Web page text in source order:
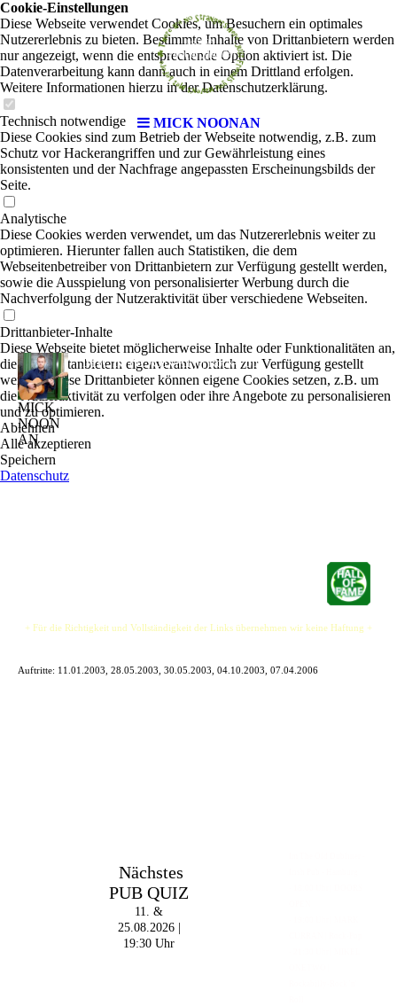
MICK NOONAN
MICK
NOON
AN
MICK NOONAN|Rock-Pop
+ Für die Richtigkeit und Vollständigkeit der Links übernehmen wir keine Haftung +
Auftritte: 11.01.2003, 28.05.2003, 30.05.2003, 04.10.2003, 07.04.2006
Nächstes
PUB QUIZ
11. &
25.08.2026 |
19:30 Uhr
Cookie-Einstellungen
Diese Webseite verwendet Cookies, um Besuchern ein optimales
Nutzererlebnis zu bieten. Bestimmte Inhalte von Drittanbietern werden
nur angezeigt, wenn die entsprechende Option aktiviert ist. Die
Datenverarbeitung kann dann auch in einem Drittland erfolgen.
Weitere Informationen hierzu in der Datenschutzerklärung.
Technisch notwendige
Diese Cookies sind zum Betrieb der Webseite notwendig, z.B. zum
Schutz vor Hackerangriffen und zur Gewährleistung eines
konsistenten und der Nachfrage angepassten Erscheinungsbilds der
Seite.
Analytische
Diese Cookies werden verwendet, um das Nutzererlebnis weiter zu
optimieren. Hierunter fallen auch Statistiken, die dem
Webseitenbetreiber von Drittanbietern zur Verfügung gestellt werden,
sowie die Ausspielung von personalisierter Werbung durch die
Nachverfolgung der Nutzeraktivität über verschiedene Webseiten.
Drittanbieter-Inhalte
Diese Webseite bietet möglicherweise Inhalte oder Funktionalitäten an,
die von Drittanbietern eigenverantwortlich zur Verfügung gestellt
werden. Diese Drittanbieter können eigene Cookies setzen, z.B. um
die Nutzeraktivität zu verfolgen oder ihre Angebote zu personalisieren
und zu optimieren.
Ablehnen
Alle akzeptieren
Speichern
Datenschutz